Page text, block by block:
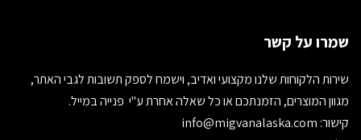
שמרו על קשר
שירות הלקוחות שלנו מקצועי ואדיב, וישמח לספק תשובות לגבי האתר,
מגוון המוצרים, הזמנתכם או כל שאלה אחרת ע"י פנייה במייל.
קישור: